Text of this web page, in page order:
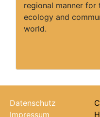
regional manner
ecology and
world.
Datenschutz
Impressum